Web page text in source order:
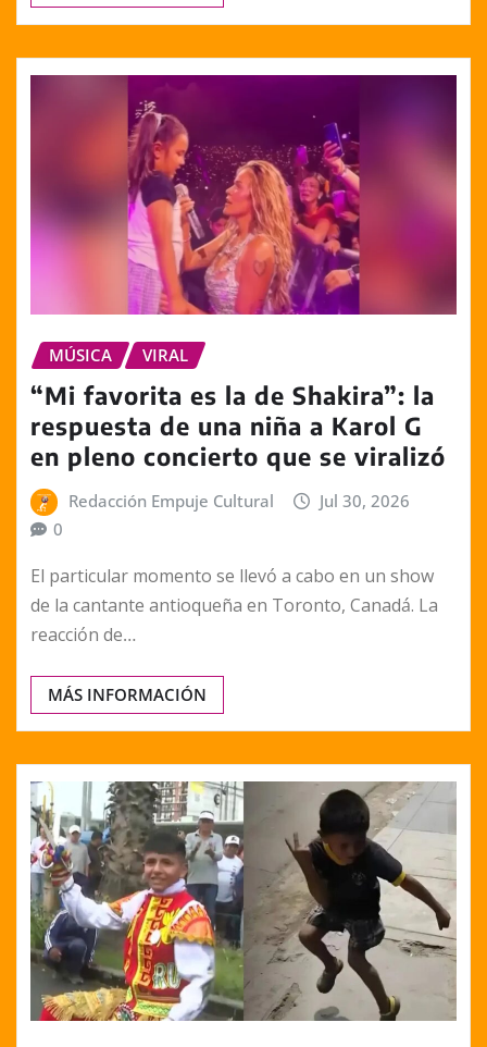
MÚSICA VIRAL
“Mi favorita es la de Shakira”: la
respuesta de una niña a Karol G
en pleno concierto que se viralizó
Redacción Empuje Cultural
Jul 30, 2026
0
El particular momento se llevó a cabo en un show
de la cantante antioqueña en Toronto, Canadá. La
reacción de…
MÁS INFORMACIÓN